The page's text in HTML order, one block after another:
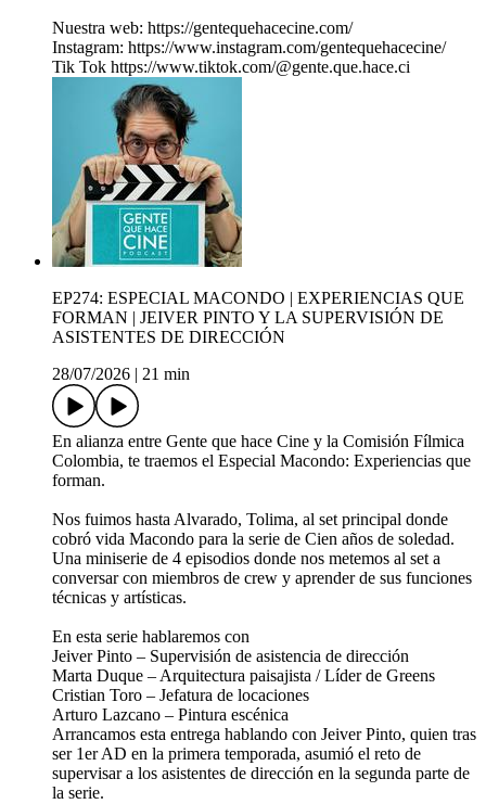
Nuestra web: https://gentequehacecine.com/
Instagram: https://www.instagram.com/gentequehacecine/
Tik Tok https://www.tiktok.com/@gente.que.hace.ci
EP274: ESPECIAL MACONDO | EXPERIENCIAS QUE
FORMAN | JEIVER PINTO Y LA SUPERVISIÓN DE
ASISTENTES DE DIRECCIÓN
28/07/2026
21 min
En alianza entre Gente que hace Cine y la Comisión Fílmica
Colombia, te traemos el Especial Macondo: Experiencias que
forman.
Nos fuimos hasta Alvarado, Tolima, al set principal donde
cobró vida Macondo para la serie de Cien años de soledad.
Una miniserie de 4 episodios donde nos metemos al set a
conversar con miembros de crew y aprender de sus funciones
técnicas y artísticas.
En esta serie hablaremos con
Jeiver Pinto – Supervisión de asistencia de dirección
Marta Duque – Arquitectura paisajista / Líder de Greens
Cristian Toro – Jefatura de locaciones
Arturo Lazcano – Pintura escénica
Arrancamos esta entrega hablando con Jeiver Pinto, quien tras
ser 1er AD en la primera temporada, asumió el reto de
supervisar a los asistentes de dirección en la segunda parte de
la serie.